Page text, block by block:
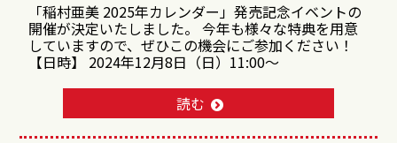
「稲村亜美 2025年カレンダー」発売記念イベントの
開催が決定いたしました。 今年も様々な特典を用意
していますので、ぜひこの機会にご参加ください！
【日時】 2024年12月8日（日）11:00～
読む